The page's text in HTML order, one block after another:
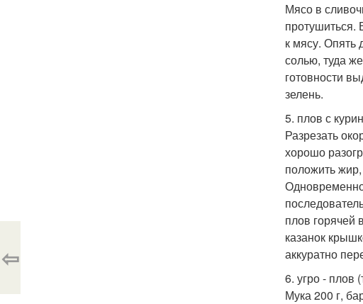
Мясо в
протушиться.
к мясу. Опять
солью, туда
готовности
зелень.
5. плов с
Разрезать
хорошо
положить
Одновременно
плов горячей
казанок
аккуратно
6. угро - плов
Мука 200 г,
⇦